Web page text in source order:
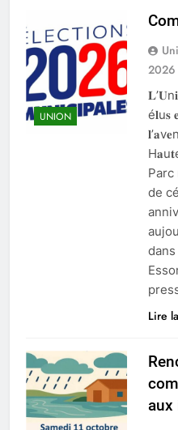
UNION
2026
é𝐥u𝐬
de
Lire
aux